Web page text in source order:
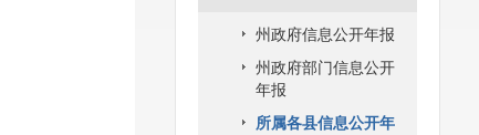
州政府信息公开年报
州政府部门信息公开
年报
所属各县信息公开年